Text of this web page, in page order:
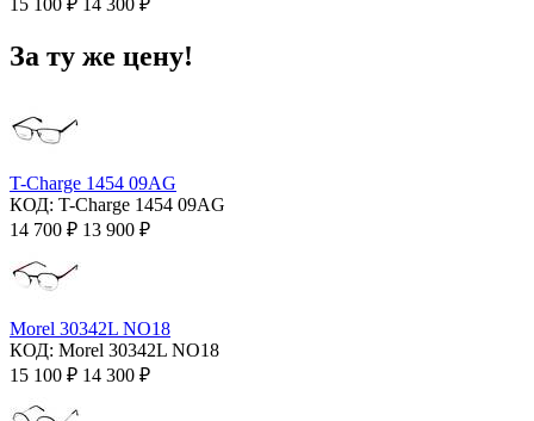
15 100 ₽ 14 300 ₽
За ту же цену!
T-Charge 1454 09AG
КОД: T-Charge 1454 09AG
14 700 ₽ 13 900 ₽
Morel 30342L NO18
КОД: Morel 30342L NO18
15 100 ₽ 14 300 ₽